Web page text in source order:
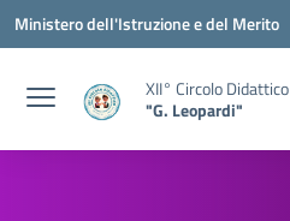
Vai ai contenuti
Vai al menu di navigazione
Vai al footer
Ministero dell'Istruzione e del Merito
XII° Circolo Didattico
"G. Leopardi"